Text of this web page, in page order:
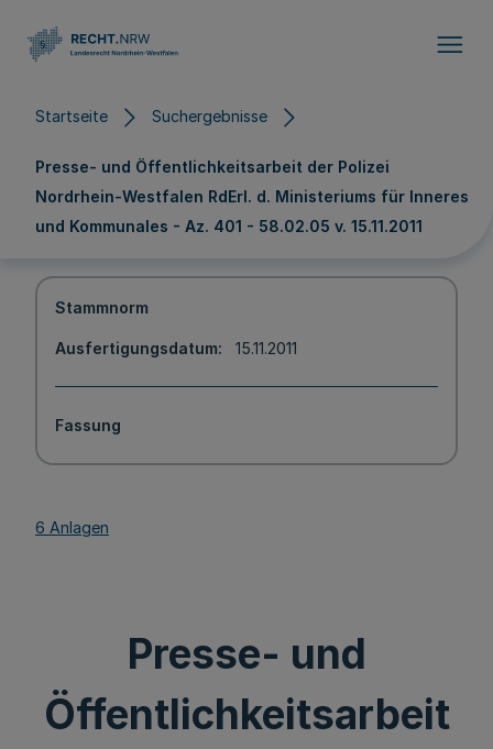
Startseite Suchergebnisse
Presse- und Öffentlichkeitsarbeit der Polizei
Nordrhein-Westfalen RdErl. d. Ministeriums für Inneres
und Kommunales - Az. 401 - 58.02.05 v. 15.11.2011
Stammnorm
Ausfertigungsdatum 15.11.2011
Fassung
6 Anlagen
Presse- und
Öffentlichkeitsarbeit